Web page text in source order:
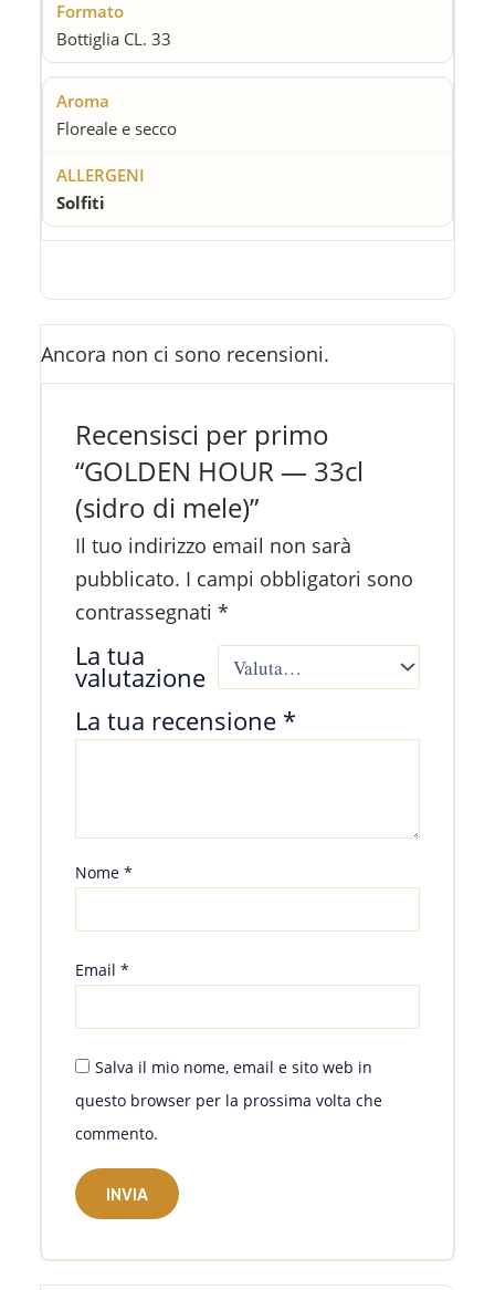
Bottiglia CL. 33
Floreale e secco
Solfiti
Ancora non ci sono recensioni.
Recensisci per primo
“GOLDEN HOUR — 33cl
(sidro di mele)”
Il tuo indirizzo email non sarà
pubblicato. I campi obbligatori sono
contrassegnati*
La tua
valutazione
La tua recensione *
Nome*
Email*
Salva il mio nome, email e sito web in
questo browser per la prossima volta che
commento.